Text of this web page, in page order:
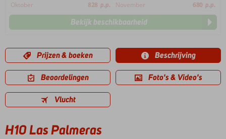
Oktober
828 p.p. November 680 p.p.
Bekijk beschikbaarheid
Prijzen & boeken Beschrijving
Beoordelingen Foto's & Video's
Vlucht
H10 Las Palmeras